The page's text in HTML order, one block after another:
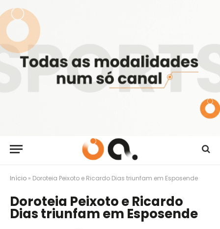
Início » Doroteia Peixoto e Ricardo Dias triunfam em Esposende
Doroteia Peixoto e Ricardo
Dias triunfam em Esposende